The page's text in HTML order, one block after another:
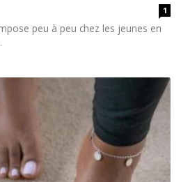
1
peu à peu chez les jeunes en